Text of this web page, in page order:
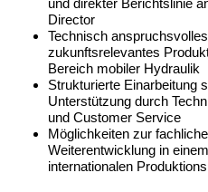
und direkter Berichtslinie
Director
Technisch
zukunftsrelevantes
Bereich mobiler Hydraulik
Strukturierte Einarbeitung
Unterstützung durch
und Customer Service
Möglichkeiten zur
Weiterentwicklung in
internationalen